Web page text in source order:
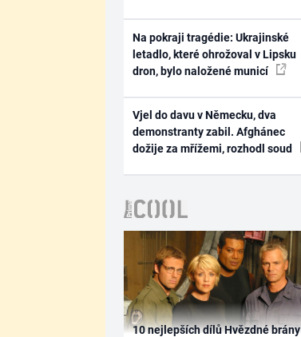
Na pokraji tragédie: Ukrajinské
letadlo, které ohrožoval v Lipsku
dron, bylo naložené municí
Vjel do davu v Německu, dva
demonstranty zabil. Afghánec
dožije za mřížemi, rozhodl soud
10 nejlepších dílů Hvězdné brány